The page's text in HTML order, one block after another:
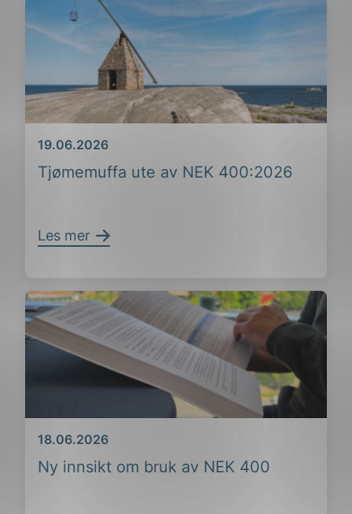
Tjømemuffa ute av NEK 400:2026
Dato
19.06.2026
Les mer
Ny innsikt om bruk av NEK 400
Dato
18.06.2026